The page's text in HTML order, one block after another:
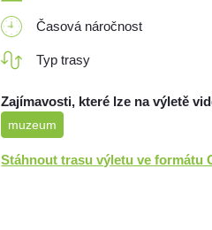
Časová náročnost
Typ trasy
Zajímavosti, které lze na výletě
muzeum
Stáhnout trasu výletu ve formátu